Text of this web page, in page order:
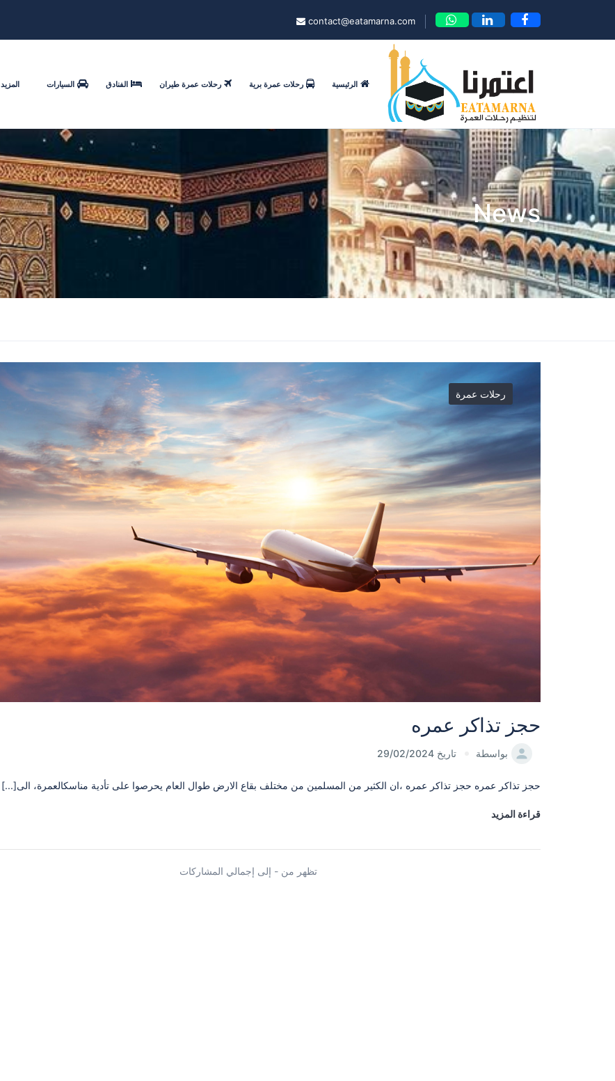
contact@eatamarna.com
الرئيسية رحلات عمرة برية رحلات عمرة طيران الفنادق السيارات المزيد
News
رحلات عمرة
حجز تذاكر عمره
بواسطة تاريخ 29/02/2024
حجز تذاكر عمره حجز تذاكر عمره ،ان الكثير من المسلمين من مختلف بقاع الارض طوال العام يحرصوا على تأدية مناسكالعمرة، الى[...]
قراءة المزيد
تظهر من - إلى إجمالي المشاركات